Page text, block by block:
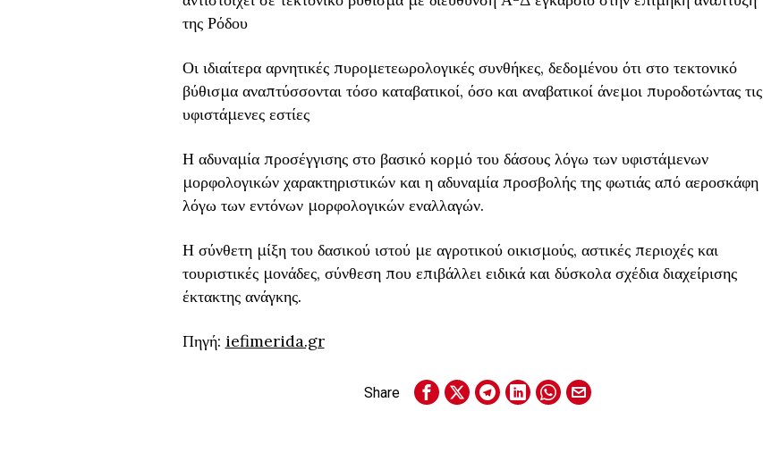
της Ρόδου
Οι ιδιαίτερα αρνητικές πυρομετεωρολογικές συνθήκες, δεδομένου ότι στο τεκτονικό
βύθισμα αναπτύσσονται τόσο καταβατικοί, όσο και αναβατικοί άνεμοι πυροδοτώντας τις
υφιστάμενες εστίες
Η αδυναμία προσέγγισης στο βασικό κορμό του δάσους λόγω των υφιστάμενων
μορφολογικών χαρακτηριστικών και η αδυναμία προσβολής της φωτιάς από αεροσκάφη
λόγω των εντόνων μορφολογικών εναλλαγών.
Η σύνθετη μίξη του δασικού ιστού με αγροτικού οικισμούς, αστικές περιοχές και
τουριστικές μονάδες, σύνθεση που επιβάλλει ειδικά και δύσκολα σχέδια διαχείρισης
έκτακτης ανάγκης.
Πηγή: iefimerida.gr
Share